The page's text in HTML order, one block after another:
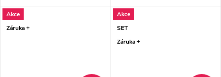
ľahkú výrobu -. Vysoko...
domácnosti a ľahkú výrobu
-. Vysoko...
Akce
Záruka +
Akce
SET
Záruka +